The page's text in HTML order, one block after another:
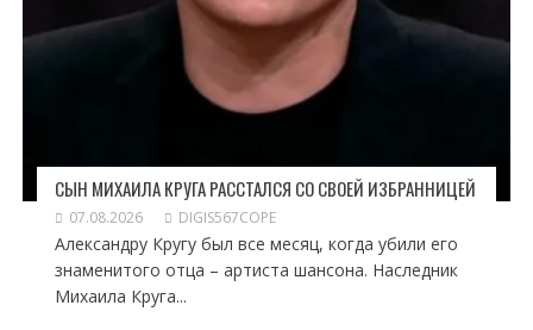
СЫН МИХАИЛА КРУГА РАССТАЛСЯ СО СВОЕЙ ИЗБРАННИЦЕЙ
07.08.2026 DIGIS567COPE
Александру Кругу был все месяц, когда убили его
знаменитого отца – артиста шансона. Наследник
Михаила Круга...